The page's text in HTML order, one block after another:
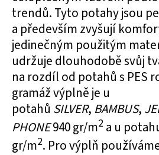
trendů. Tyto potahy jsou
a především zvyšují
jedinečným použitým
udržuje dlouhodobě svůj
na rozdíl od potahů s PES
gramáž výplně je u
potahů SILVER, BAMBUS,
PHONE940 gr/m2 a u
gr/m2. Pro výplň